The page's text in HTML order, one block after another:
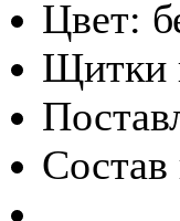
Цвет:
Щитки
Состав